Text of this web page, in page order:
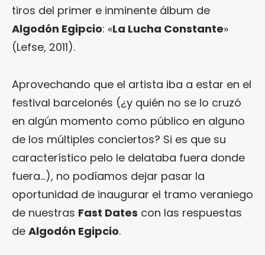
tiros del primer e inminente álbum de
Algodón Egipcio: «La Lucha Constante»
(Lefse, 2011).
Aprovechando que el artista iba a estar en el
festival barcelonés (¿y quién no se lo cruzó
en algún momento como público en alguno
de los múltiples conciertos? Si es que su
característico pelo le delataba fuera donde
fuera…), no podíamos dejar pasar la
oportunidad de inaugurar el tramo veraniego
de nuestras Fast Dates con las respuestas
de Algodón Egipcio.